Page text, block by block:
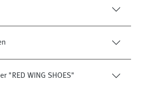
"RED WING SHOES"